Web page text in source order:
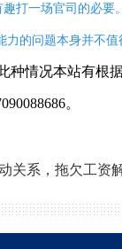
打一场官司的必要
的问题本身并不
种情况本站有根
。
关系，拖欠工资